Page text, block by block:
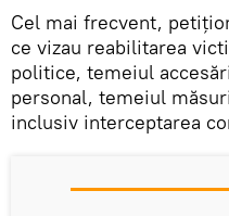
Cel mai frecvent,
ce vizau reabilitarea
politice, temeiul
personal, temeiul
inclusiv interceptarea